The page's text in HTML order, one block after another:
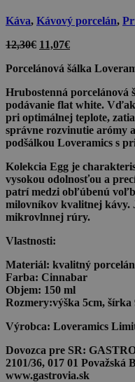
Káva, Kávový porcelán,
12,30€ Pôvodná
bola:
11,07€Aktuálna
je:
Porcelánová šálka
Hrubostenná porcelánová
podávanie flat white.
pri optimálnej teplote,
správne rozvinutie arómy
podšálkou Loveramics s
Kolekcia Egg je
vysokou odolnosťou a
patrí medzi obľúbenú
milovníkov kvalitnej kávy.
mikrovlnnej rúry.
Vlastnosti:
Materiál: kvalitný porcelán
Farba: Cinnabar
Objem: 150 ml
Rozmery:výška 5cm, šírka
Výrobca: Loveramics
Dovozca pre SR:
2101/36, 017 01 Považská
www.gastrovia.sk